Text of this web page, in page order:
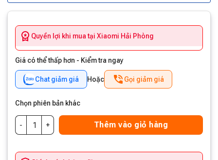
Quyền lợi khi mua tại Xiaomi Hải Phòng
Giá có thể thấp hơn - Kiểm tra ngay
Chat giảm giá Hoặc Gọi giảm giá
Chọn phiên bản khác
Thêm vào giỏ hàng